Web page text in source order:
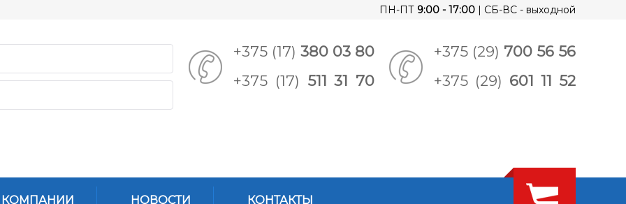
ПН-ПТ 9:00 - 17:00 | СБ-ВС - выходной
+375 (17) 380 03 80
+375 (17) 511 31 70
+375 (29) 700 56 56
+375 (29) 601 11 52
НОВОСТИ КОНТАКТЫ